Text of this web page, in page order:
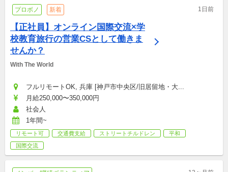
プロボノ 新着 1日前
【正社員】オンライン国際交流×学
校教育旅行の営業CSとして働きま
せんか？
With The World
フルリモートOK, 兵庫 [神戸市中央区/旧居留地・大...
月給250,000〜350,000円
社会人
1年間~
リモート可 交通費支給 ストリートチルドレン
平和
国際交流